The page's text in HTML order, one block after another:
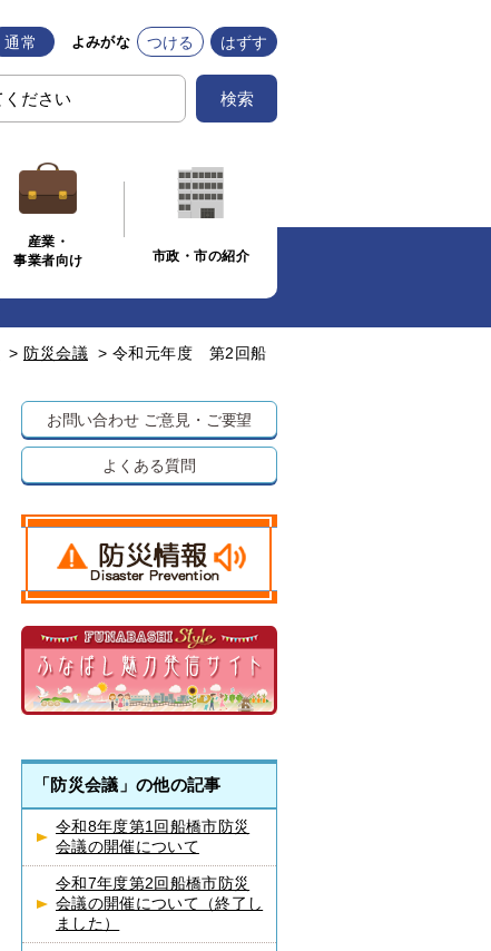
通常 よみがな つける はずす
検索
産業・
事業者向け
市政・市の紹介
> 防災会議 > 令和元年度 第2回船
お問い合わせ ご意見・ご要望
よくある質問
「防災会議」の他の記事
令和8年度第1回船橋市防災
会議の開催について
令和7年度第2回船橋市防災
会議の開催について（終了し
ました）